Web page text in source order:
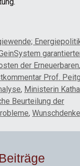
der Erneuerbaren,
Prof.
, Ministerin
Beurteilung der
,